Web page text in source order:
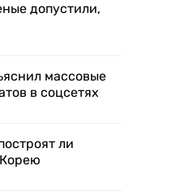
допустили,
массовые
в соцсетях
ли